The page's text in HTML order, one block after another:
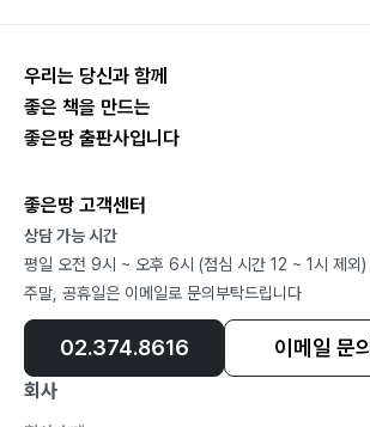
우리는 당신과 함께
좋은 책을 만드는
좋은땅 출판사입니다
좋은땅 고객센터
상담 가능 시간
평일 오전 9시 ~ 오후 6시 (점심 시간 12 ~ 1시 제외)
주말, 공휴일은 이메일로 문의부탁드립니다
02.374.8616 이메일 문의
회사